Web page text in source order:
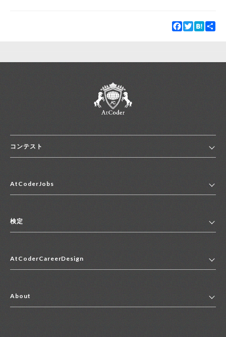
Facebook
TwitterHatena
コンテスト
コンテスト一覧
便利リンク集
AtCoderJobs
2027年新卒採用求人一覧
中途採用求人一覧
アルバイト求人一覧
その他求人一覧
検定
マイページ
AtCoderCareerDesign
About